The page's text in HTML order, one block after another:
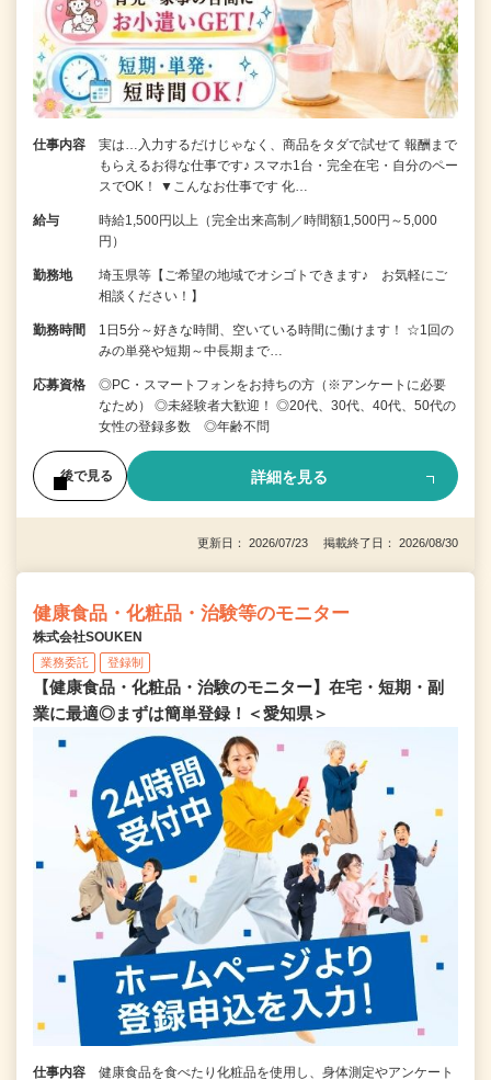
仕事内容
実は…入力するだけじゃなく、商品をタダで試せて 報酬まで
もらえるお得な仕事です♪ スマホ1台・完全在宅・自分のペー
スでOK！ ▼こんなお仕事です 化…
給与
時給1,500円以上（完全出来高制／時間額1,500円～5,000
円）
勤務地
埼玉県等【ご希望の地域でオシゴトできます♪ お気軽にご
相談ください！】
勤務時間
1日5分～好きな時間、空いている時間に働けます！ ☆1回の
みの単発や短期～中長期まで…
応募資格
◎PC・スマートフォンをお持ちの方（※アンケートに必要
なため） ◎未経験者大歓迎！ ◎20代、30代、40代、50代の
女性の登録多数 ◎年齢不問
後で見る 詳細を見る
更新日： 2026/07/23 掲載終了日： 2026/08/30
健康食品・化粧品・治験等のモニター
株式会社SOUKEN
業務委託 登録制
【健康食品・化粧品・治験のモニター】在宅・短期・副
業に最適◎まずは簡単登録！＜愛知県＞
仕事内容 健康食品を食べたり化粧品を使用し、身体測定やアンケート